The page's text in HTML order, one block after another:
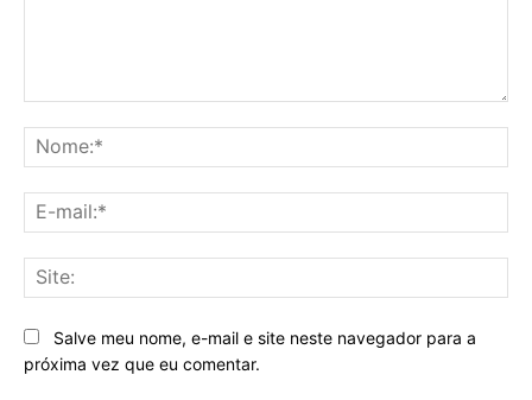
Salve meu nome, e-mail e site neste navegador para a
próxima vez que eu comentar.